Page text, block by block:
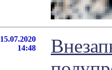
15.07.2020
14:48